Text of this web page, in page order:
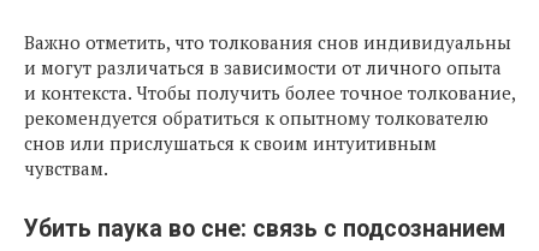
Важно отметить, что толкования снов индивидуальны
и могут различаться в зависимости от личного опыта
и контекста. Чтобы получить более точное толкование,
рекомендуется обратиться к опытному толкователю
снов или прислушаться к своим интуитивным
чувствам.
Убить паука во сне: связь с подсознанием